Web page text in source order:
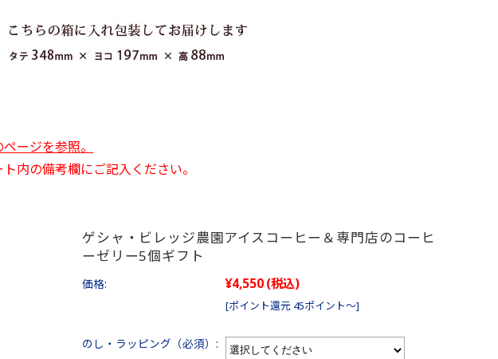
ージを参照。
内の備考欄にご記入ください。
ゲシャ・ビレッジ農園アイスコーヒー＆専門店のコーヒ
ーゼリー5個ギフト
価格: ¥4,550(税込)
[ポイント還元 45ポイント～]
のし・ラッピング（必須）: